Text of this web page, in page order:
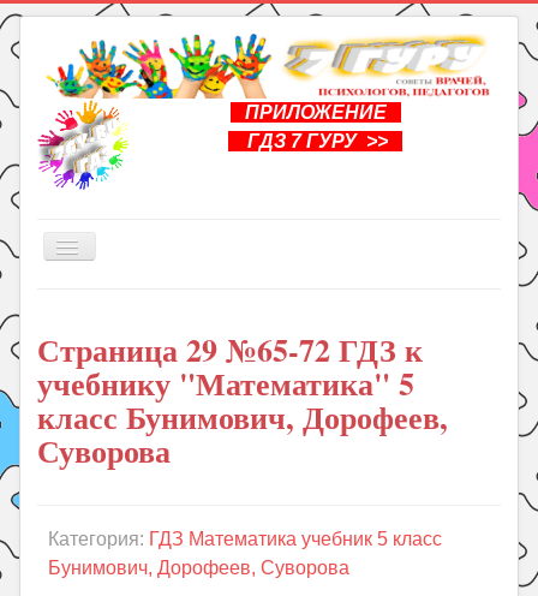
ПРИЛОЖЕНИЕ
ГДЗ 7 ГУРУ >>
Включить/
Книги
Рукоделие
Подготовка к школе
Уроки
Праздники
Страница 29 №65-72 ГДЗ к
учебнику "Математика" 5
класс Бунимович, Дорофеев,
Суворова
Категория: ГДЗ Математика учебник 5 класс
Бунимович, Дорофеев, Суворова